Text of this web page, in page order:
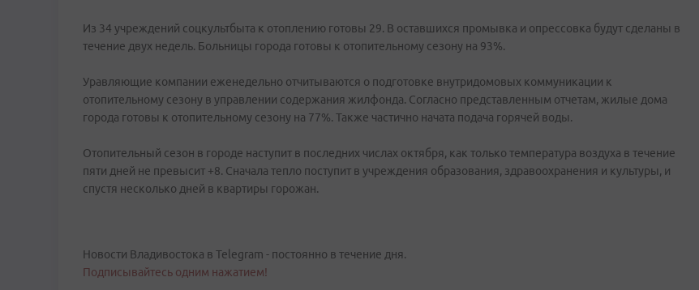
Из 34 учреждений соцкультбыта к отоплению готовы 29. В оставшихся промывка и опрессовка будут сделаны в
течение двух недель. Больницы города готовы к отопительному сезону на 93%.
Уравляющие компании еженедельно отчитываются о подготовке внутридомовых коммуникации к
отопительному сезону в управлении содержания жилфонда. Согласно представленным отчетам, жилые дома
города готовы к отопительному сезону на 77%. Также частично начата подача горячей воды.
Отопительный сезон в городе наступит в последних числах октября, как только температура воздуха в течение
пяти дней не превысит +8. Сначала тепло поступит в учреждения образования, здравоохранения и культуры, и
спустя несколько дней в квартиры горожан.
Новости Владивостока в Telegram - постоянно в течение дня.
Подписывайтесь одним нажатием!